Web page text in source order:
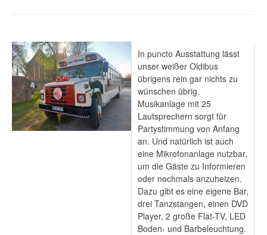
In puncto Ausstattung lässt
unser weißer Oldibus
übrigens rein gar nichts zu
wünschen übrig.
Musikanlage mit 25
Lautsprechern sorgt für
Partystimmung von Anfang
an. Und natürlich ist auch
eine Mikrofonanlage nutzbar,
um die Gäste zu Informieren
oder nochmals anzuheizen.
Dazu gibt es eine eigene Bar,
drei Tanzstangen, einen DVD
Player, 2 große Flat-TV, LED
Boden- und Barbeleuchtung.